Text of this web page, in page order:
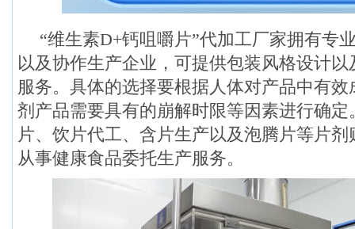
“维生素D+钙咀嚼片”代加工厂家拥有专
以及协作生产企业，可提供包装风格设计
服务。具体的选择要根据人体对产品中有
剂产品需要具有的崩解时限等因素进行确
片、饮片代工、含片生产以及泡腾片等片
从事健康食品委托生产服务。